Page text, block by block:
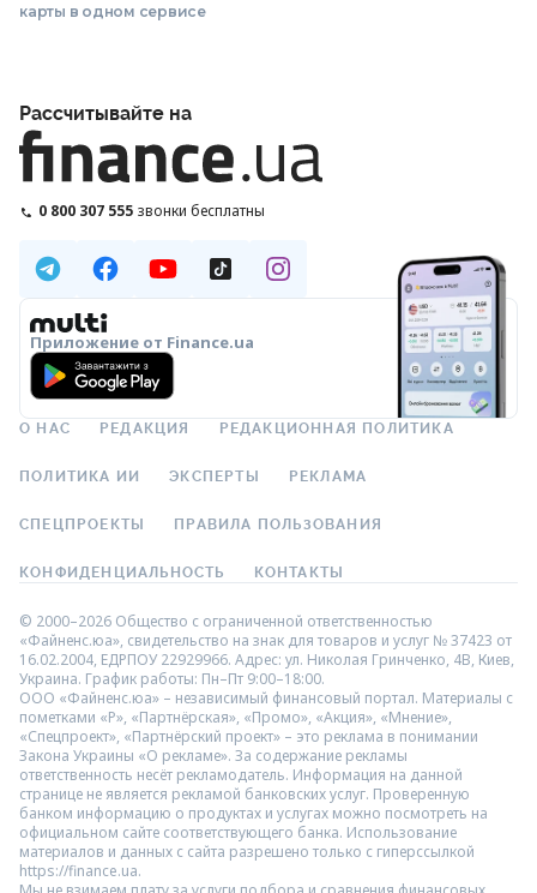
карты в одном сервисе
Рассчитывайте на
0 800 307 555 звонки бесплатны
Приложение от Finance.ua
О НАС РЕДАКЦИЯ РЕДАКЦИОННАЯ ПОЛИТИКА
ПОЛИТИКА ИИ ЭКСПЕРТЫ РЕКЛАМА
СПЕЦПРОЕКТЫ ПРАВИЛА ПОЛЬЗОВАНИЯ
КОНФИДЕНЦИАЛЬНОСТЬ КОНТАКТЫ
© 2000–2026 Общество с ограниченной ответственностью
«Файненс.юа», свидетельство на знак для товаров и услуг № 37423 от
16.02.2004, ЕДРПОУ 22929966. Адрес: ул. Николая Гринченко, 4В, Киев,
Украина. График работы: Пн–Пт 9:00–18:00.
ООО «Файненс.юа» – независимый финансовый портал. Материалы с
пометками «Р», «Партнёрская», «Промо», «Акция», «Мнение»,
«Спецпроект», «Партнёрский проект» – это реклама в понимании
Закона Украины «О рекламе». За содержание рекламы
ответственность несёт рекламодатель. Информация на данной
странице не является рекламой банковских услуг. Проверенную
банком информацию о продуктах и услугах можно посмотреть на
официальном сайте соответствующего банка. Использование
материалов и данных с сайта разрешено только с гиперссылкой
https://finance.ua.